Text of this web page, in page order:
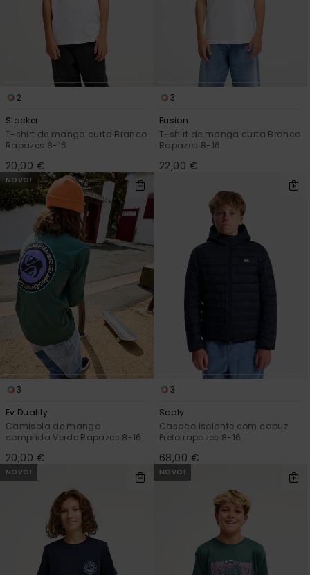
2
Slacker
T-shirt de manga curta Branco
Rapazes 8-16
20,00 €
3
Fusion
T-shirt de manga curta Branco
Rapazes 8-16
22,00 €
NOVO!
3
Ev Duality
Camisola de manga
comprida Verde Rapazes 8-16
20,00 €
3
Scaly
Casaco isolante com capuz
Preto rapazes 8-16
68,00 €
NOVO! NOVO!